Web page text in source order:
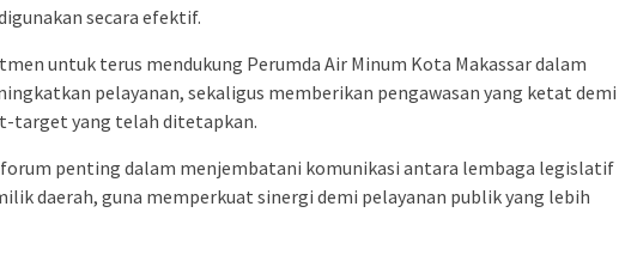
secara efektif.
untuk terus mendukung Perumda Air Minum Kota Makassar dalam
pelayanan, sekaligus memberikan pengawasan yang ketat demi
target yang telah ditetapkan.
penting dalam menjembatani komunikasi antara lembaga legislatif
daerah, guna memperkuat sinergi demi pelayanan publik yang lebih